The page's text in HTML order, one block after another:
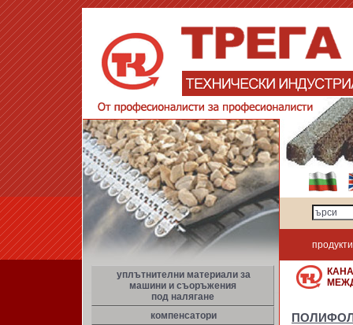
продукти
уплътнителни материали за
машини и съоръжения
под налягане
компенсатори